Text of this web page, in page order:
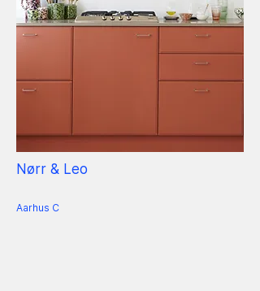
Nørr & Leo
Aarhus C